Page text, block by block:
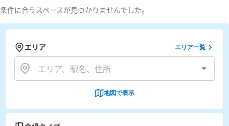
条件に合うスペースが見つかりませんでした。
エリア エリア一覧
地図で表示